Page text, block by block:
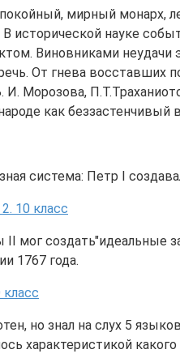
мирный
исторической науке
Виновниками
От гнева
Морозова,
как беззастенчивый
система: Петр I
10 класс
создать"идеальные
1767 года.
но знал на слух 5
характеристикой